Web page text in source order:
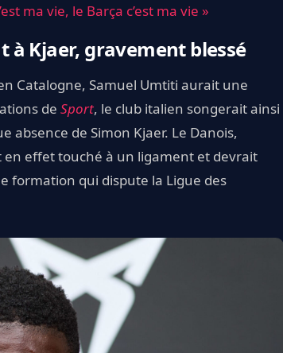
ma vie, le Barça c’est ma vie »
à Kjaer, gravement blessé
Catalogne, Samuel Umtiti aurait une
de Sport, le club italien songerait ainsi
absence de Simon Kjaer. Le Danois,
en effet touché à un ligament et devrait
formation qui dispute la Ligue des